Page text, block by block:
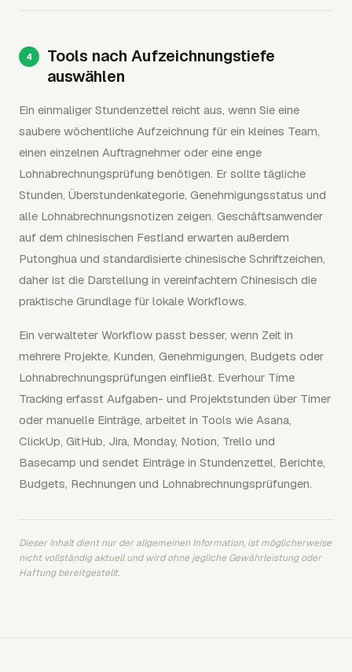
Tools nach Aufzeichnungstiefe
auswählen
Ein einmaliger Stundenzettel reicht aus, wenn Sie eine
saubere wöchentliche Aufzeichnung für ein kleines Team,
einen einzelnen Auftragnehmer oder eine enge
Lohnabrechnungsprüfung benötigen. Er sollte tägliche
Stunden, Überstundenkategorie, Genehmigungsstatus und
alle Lohnabrechnungsnotizen zeigen. Geschäftsanwender
auf dem chinesischen Festland erwarten außerdem
Putonghua und standardisierte chinesische Schriftzeichen,
daher ist die Darstellung in vereinfachtem Chinesisch die
praktische Grundlage für lokale Workflows.
Ein verwalteter Workflow passt besser, wenn Zeit in
mehrere Projekte, Kunden, Genehmigungen, Budgets oder
Lohnabrechnungsprüfungen einfließt. Everhour Time
Tracking erfasst Aufgaben- und Projektstunden über Timer
oder manuelle Einträge, arbeitet in Tools wie Asana,
ClickUp, GitHub, Jira, Monday, Notion, Trello und
Basecamp und sendet Einträge in Stundenzettel, Berichte,
Budgets, Rechnungen und Lohnabrechnungsprüfungen.
Dieser Inhalt dient nur der allgemeinen Information, ist möglicherweise
nicht vollständig aktuell und wird ohne jegliche Gewährleistung oder
Haftung bereitgestellt.